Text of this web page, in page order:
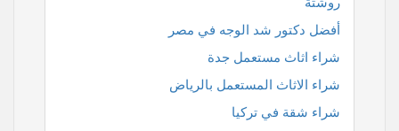
أفضل دكتور شد الوجه في مصر
شراء اثاث مستعمل جدة
شراء الاثاث المستعمل بالرياض
شراء شقة في تركيا